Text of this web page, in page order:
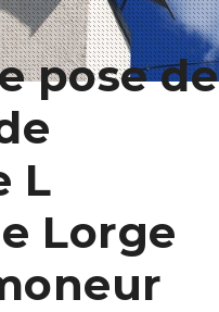
pose de
L
Lorge